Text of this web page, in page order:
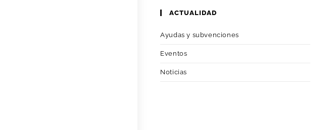
ACTUALIDAD
Ayudas y subvenciones
Eventos
Noticias